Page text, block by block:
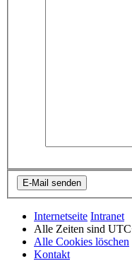
Internetseite Intranet
Alle Zeiten sind
Alle Cookies löschen
Kontakt